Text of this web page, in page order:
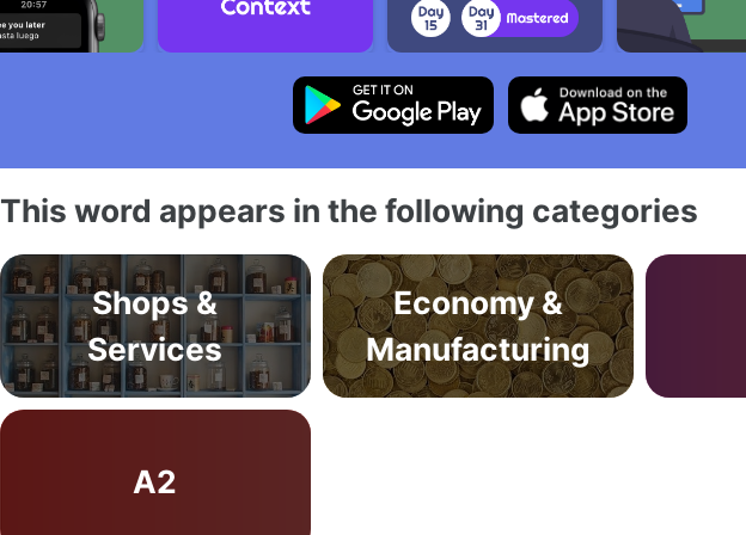
This word appears in the following categories
Shops &
Services
Economy &
Manufacturing
A2